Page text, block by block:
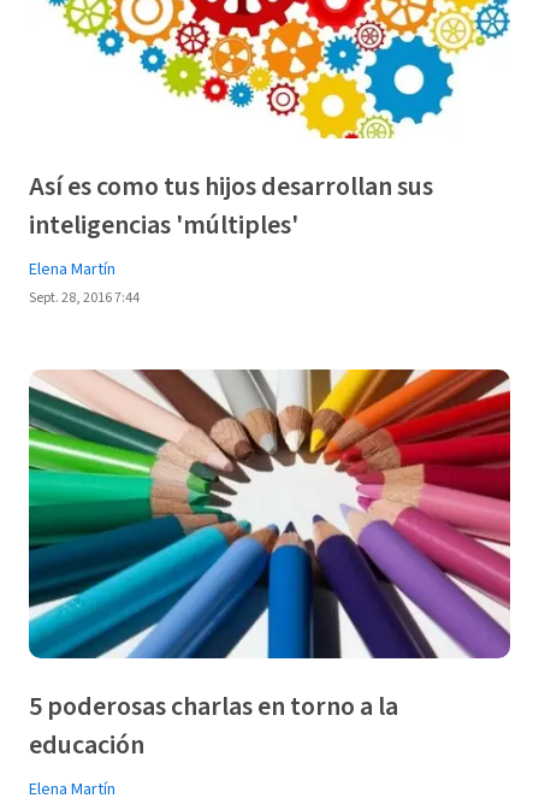
Así es como tus hijos desarrollan sus
inteligencias 'múltiples'
Elena Martín
Sept. 28, 2016 7:44
5 poderosas charlas en torno a la
educación
Elena Martín